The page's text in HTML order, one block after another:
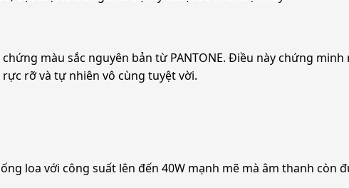
màu sắc nguyên bản từ PANTONE. Điều này chứng
rỡ và tự nhiên vô cùng tuyệt vời.
loa với công suất lên đến 40W mạnh mẽ mà âm thanh